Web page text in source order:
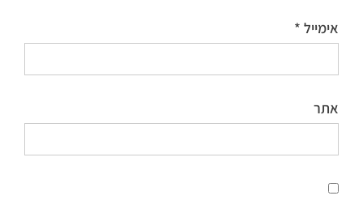
אימייל *
אתר